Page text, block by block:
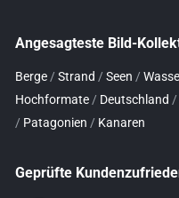
Angesagteste Bild-
Berge / Strand / Seen /
Hochformate / Deutschland /
/ Patagonien / Kanaren
Geprüfte